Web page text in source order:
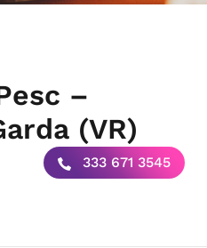
–
(VR)
333 671 3545